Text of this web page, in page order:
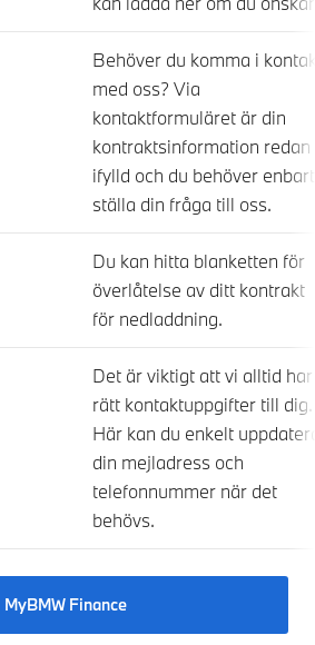
Behöver du komma i
med oss? Via
kontaktformuläret är din
kontraktsinformation redan
ifylld och du behöver enbart
ställa din fråga till oss.
Du kan hitta blanketten för
överlåtelse av ditt kontrakt
för nedladdning.
Det är viktigt att vi alltid har
rätt kontaktuppgifter till dig.
Här kan du enkelt
din mejladress och
telefonnummer när det
behövs.
MyBMW Finance